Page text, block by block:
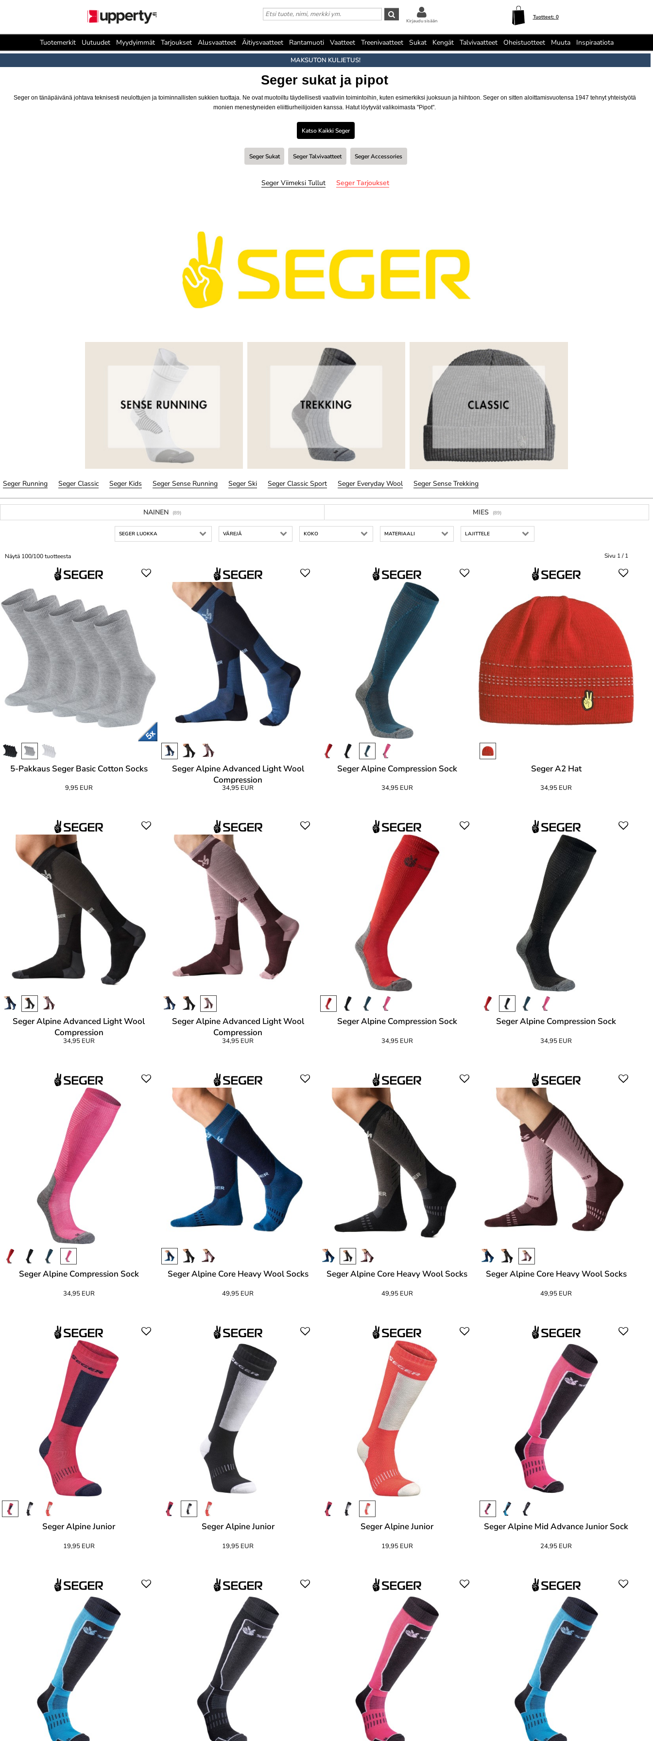
Tuotteet: 0
Kirjaudu sisään
Tuotemerkit Uutuudet Myydyimmät Tarjoukset Alusvaatteet Äitiysvaatteet Rantamuoti Vaatteet Treenivaatteet Sukat Kengät Talvivaatteet Oheistuotteet Muuta Inspiraatiota
MAKSUTON KULJETUS!
Seger sukat ja pipot
Seger on tänäpäivänä johtava teknisesti neulottujen ja toiminnallisten sukkien tuottaja. Ne ovat muotoiltu täydellisesti vaativiin toimintoihin, kuten esimerkiksi juoksuun ja hiihtoon. Seger on sitten aloittamisvuotensa 1947 tehnyt yhteistyötä
monien menestyneiden eliittiurheilijoiden kanssa. Hatut löytyvät valikoimasta "Pipot".
Katso Kaikki Seger
Seger Sukat Seger Talvivaatteet Seger Accessories
Seger Viimeksi Tullut Seger Tarjoukset
Seger Running Seger Classic Seger Kids Seger Sense Running Seger Ski Seger Classic Sport Seger Everyday Wool Seger Sense Trekking
NAINEN (89) MIES (89)
SEGER LUOKKA VÄREJÄ KOKO MATERIAALI LAJITTELE
Sivu 1 / 1
Näytä 100/100 tuotteesta
5-Pakkaus Seger Basic Cotton Socks
9,95 EUR
Seger Alpine Advanced Light Wool
Compression
34,95 EUR
Seger Alpine Compression Sock
34,95 EUR
Seger A2 Hat
34,95 EUR
Seger Alpine Advanced Light Wool
Compression
34,95 EUR
Seger Alpine Advanced Light Wool
Compression
34,95 EUR
Seger Alpine Compression Sock
34,95 EUR
Seger Alpine Compression Sock
34,95 EUR
Seger Alpine Compression Sock
34,95 EUR
Seger Alpine Core Heavy Wool Socks
49,95 EUR
Seger Alpine Core Heavy Wool Socks
49,95 EUR
Seger Alpine Core Heavy Wool Socks
49,95 EUR
Seger Alpine Junior
19,95 EUR
Seger Alpine Junior
19,95 EUR
Seger Alpine Junior
19,95 EUR
Seger Alpine Mid Advance Junior Sock
24,95 EUR